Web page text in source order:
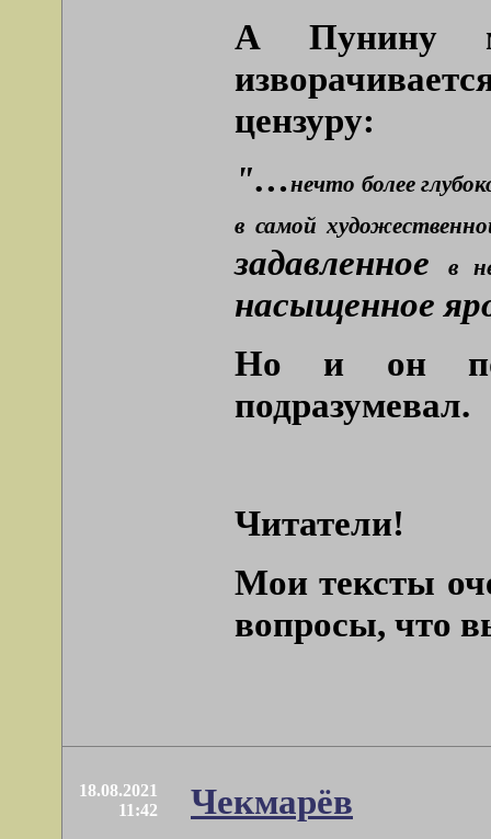
А Пунину
цензуру:
"…нечто более
в самой
задавленноев
насыщенное
Но и он
подразумевал.
Читатели!
Мои тексты
вопросы, что
18.08.2021
11:42
Чекмарёв